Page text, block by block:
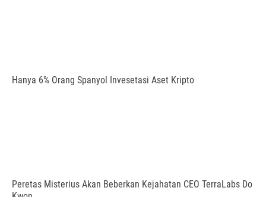
Hanya 6% Orang Spanyol Invesetasi Aset Kripto
Peretas Misterius Akan Beberkan Kejahatan CEO TerraLabs Do